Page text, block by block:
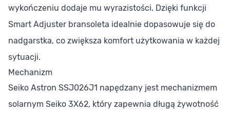
wykończeniu dodaje mu wyrazistości. Dzięki funkcji
Smart Adjuster bransoleta idealnie dopasowuje się do
nadgarstka, co zwiększa komfort użytkowania w każdej
sytuacji.
Mechanizm
Seiko Astron SSJ026J1 napędzany jest mechanizmem
solarnym Seiko 3X62, który zapewnia długą żywotność